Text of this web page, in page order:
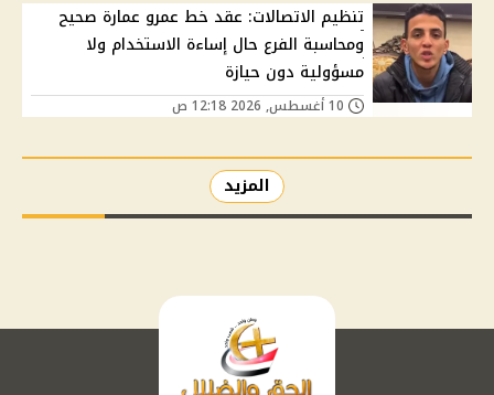
تنظيم الاتصالات: عقد خط عمرو عمارة صحيح
ومحاسبة الفرع حال إساءة الاستخدام ولا
مسؤولية دون حيازة
المزيد